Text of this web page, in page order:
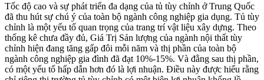
Tốc độ cao và sự phát triển đa dạng của tủ tùy chỉnh ở Trung Quốc
đã thu hút sự chú ý của toàn bộ ngành công nghiệp gia dụng. Tủ tùy
chỉnh là một yếu tố quan trọng của trang trí vật liệu xây dựng. Theo
thống kê chưa đầy đủ, Giá Trị Sản lượng của ngành nội thất tùy
chỉnh hiện đang tăng gấp đôi mỗi năm và thị phần của toàn bộ
ngành công nghiệp gia đình đã đạt 10%-15%. Và đằng sau thị phần,
có một yếu tố hấp dẫn hơn đó là lợi nhuận. Điều này được hiểu rằng